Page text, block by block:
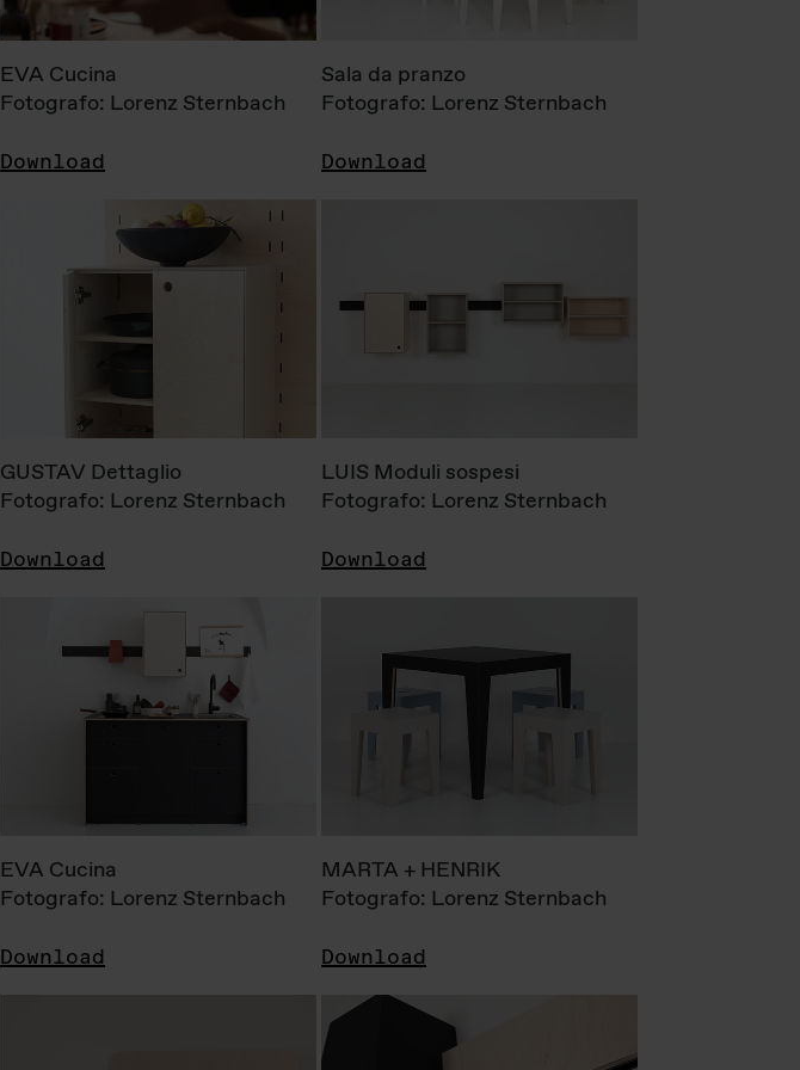
EVA Cucina
Fotografo: Lorenz Sternbach
Download
Sala da pranzo
Fotografo: Lorenz Sternbach
Download
GUSTAV Dettaglio
Fotografo: Lorenz Sternbach
Download
LUIS Moduli sospesi
Fotografo: Lorenz Sternbach
Download
EVA Cucina
Fotografo: Lorenz Sternbach
Download
MARTA + HENRIK
Fotografo: Lorenz Sternbach
Download